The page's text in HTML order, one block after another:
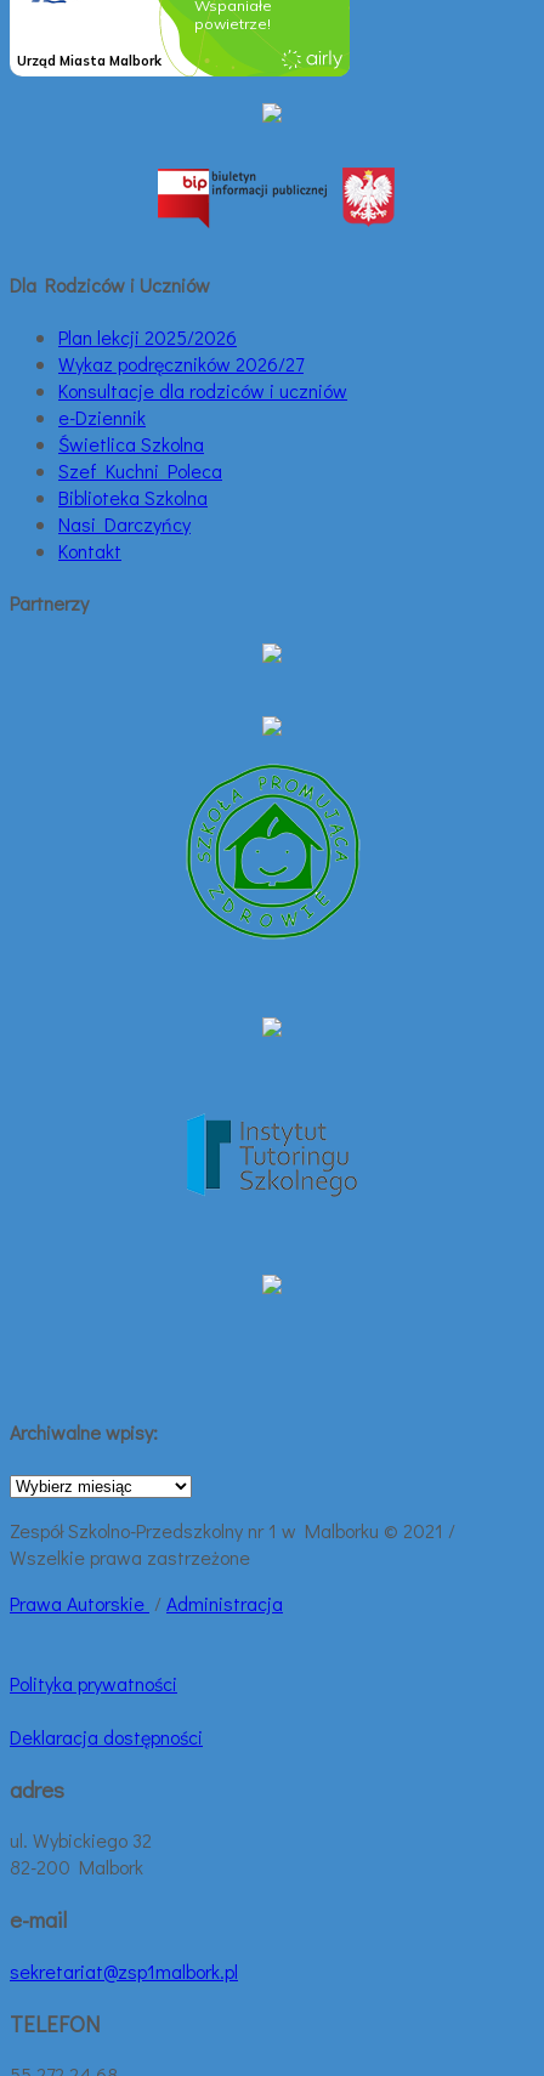
Dla Rodziców i Uczniów
Plan lekcji 2025/2026
Wykaz podręczników 2026/27
Konsultacje dla rodziców i uczniów
e-Dziennik
Świetlica Szkolna
Szef Kuchni Poleca
Biblioteka Szkolna
Nasi Darczyńcy
Kontakt
Partnerzy
Archiwalne wpisy:
Archiwalne
Zespół Szkolno-Przedszkolny nr 1 w Malborku © 2021 /
Wszelkie prawa zastrzeżone
Prawa Autorskie /Administracja
Polityka prywatności
Deklaracja dostępności
adres
ul. Wybickiego 32
82-200 Malbork
e-mail
sekretariat@zsp1malbork.pl
TELEFON